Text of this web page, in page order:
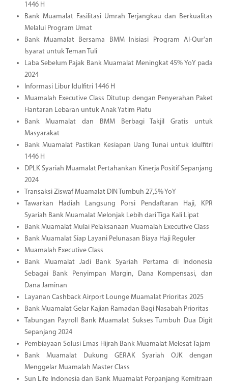
1446 H
Bank Muamalat Fasilitasi Umrah Terjangkau dan Berkualitas
Melalui Program Umat
Bank Muamalat Bersama BMM Inisiasi Program Al-Qur'an
Isyarat untuk Teman Tuli
Laba Sebelum Pajak Bank Muamalat Meningkat 45% YoY pada
2024
Informasi Libur Idulfitri 1446 H
Muamalah Executive Class Ditutup dengan Penyerahan Paket
Hantaran Lebaran untuk Anak Yatim Piatu
Bank Muamalat dan BMM Berbagi Takjil Gratis untuk
Masyarakat
Bank Muamalat Pastikan Kesiapan Uang Tunai untuk Idulfitri
1446 H
DPLK Syariah Muamalat Pertahankan Kinerja Positif Sepanjang
2024
Transaksi Ziswaf Muamalat DIN Tumbuh 27,5% YoY
Tawarkan Hadiah Langsung Porsi Pendaftaran Haji, KPR
Syariah Bank Muamalat Melonjak Lebih dari Tiga Kali Lipat
Bank Muamalat Mulai Pelaksanaan Muamalah Executive Class
Bank Muamalat Siap Layani Pelunasan Biaya Haji Reguler
Muamalah Executive Class
Bank Muamalat Jadi Bank Syariah Pertama di Indonesia
Sebagai Bank Penyimpan Margin, Dana Kompensasi, dan
Dana Jaminan
Layanan Cashback Airport Lounge Muamalat Prioritas 2025
Bank Muamalat Gelar Kajian Ramadan Bagi Nasabah Prioritas
Tabungan Payroll Bank Muamalat Sukses Tumbuh Dua Digit
Sepanjang 2024
Pembiayaan Solusi Emas Hijrah Bank Muamalat Melesat Tajam
Bank Muamalat Dukung GERAK Syariah OJK dengan
Menggelar Muamalah Master Class
Sun Life Indonesia dan Bank Muamalat Perpanjang Kemitraan